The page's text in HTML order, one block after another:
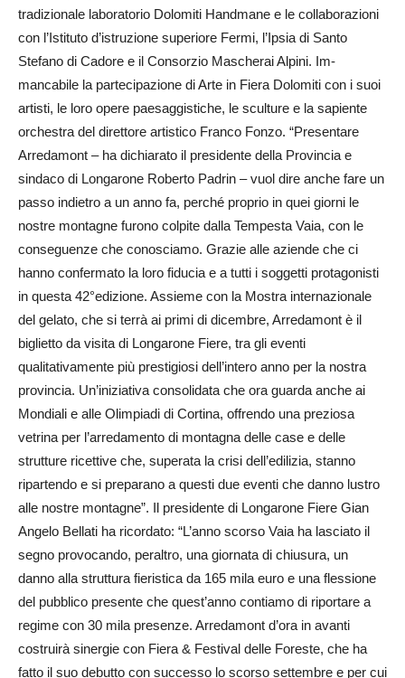
tradizionale laboratorio Dolomiti Hand­mane e le collaborazioni
con l’Istituto d’istruzione superiore Fermi, l’Ipsia di Santo
Stefano di Cadore e il Consorzio Mascherai Alpini. Im­
mancabile la partecipazione di Arte in Fiera Dolomiti con i suoi
artisti, le loro opere paesaggistiche, le sculture e la sapiente
orchestra del direttore artistico Franco Fonzo. “Presentare
Arre­damont – ha dichiarato il presidente della Provincia e
sindaco di Longarone Roberto Padrin – vuol dire anche fare un
passo indietro a un anno fa, perché proprio in quei giorni le
nostre montagne furono colpite dalla Tempesta Vaia, con le
conseguenze che conosciamo. Grazie alle aziende che ci
hanno confermato la loro fiducia e a tutti i soggetti protagonisti
in questa 42°edizione. Assieme con la Mostra internazionale
del gelato, che si terrà ai primi di dicembre, Arredamont è il
biglietto da visita di Longarone Fiere, tra gli eventi
qualitativamente più prestigiosi dell’intero anno per la nostra
provincia. Un’iniziativa consolidata che ora guarda anche ai
Mondiali e alle Olimpiadi di Cortina, offrendo una preziosa
vetrina per l’arredamento di montagna delle case e delle
strutture ricettive che, superata la crisi dell’edilizia, stanno
ripartendo e si preparano a questi due eventi che danno lustro
alle nostre montagne”. Il presidente di Longarone Fiere Gian
Angelo Bellati ha ricordato: “L’anno scorso Vaia ha lasciato il
segno provocando, peraltro, una giornata di chiusura, un
danno alla struttura fieristica da 165 mila euro e una flessione
del pubblico presente che quest’anno contiamo di riportare a
regime con 30 mila presenze. Arredamont d’ora in avanti
costruirà sinergie con Fiera & Festival delle Foreste, che ha
fatto il suo debutto con successo lo scorso settembre e per cui